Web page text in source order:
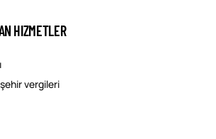
HIZMETLER
vergileri